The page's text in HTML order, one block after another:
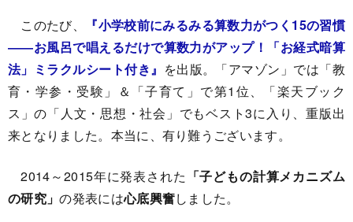
このたび、
『小学校前にみるみる算数力がつく15の習慣
――お風呂で唱えるだけで算数力がアップ！「お経式暗算
法」ミラクルシート付き』 を出版。「アマゾン」では「教
育・学参・受験」＆「子育て」で第1位、「楽天ブック
ス」の「人文・思想・社会」でもベスト3に入り、重版出
来となりました。本当に、有り難うございます。
2014～2015年に発表された 「子どもの計算メカニズム
の研究」の発表には心底興奮しました。